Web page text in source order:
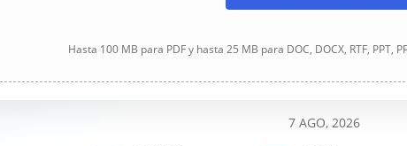
Hasta 100 MB para PDF y hasta 25 MB para DOC, DOCX, RTF, PPT,
7 AGO, 2026